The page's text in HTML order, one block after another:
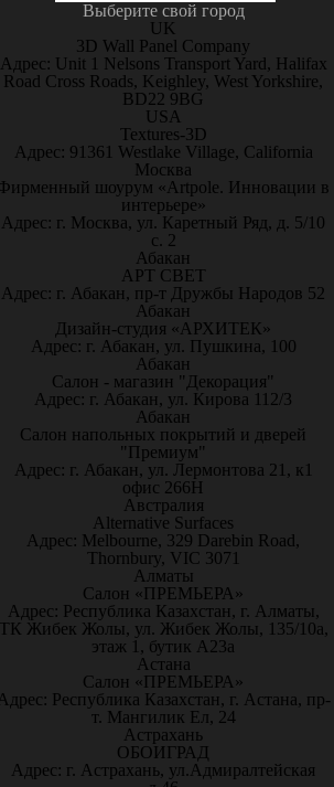
Выберите свой город
UK
3D Wall Panel Company
Адрес: Unit 1 Nelsons Transport Yard, Halifax
Road Cross Roads, Keighley, West Yorkshire,
BD22 9BG
USA
Textures-3D
Адрес: 91361 Westlake Village, California
Москва
шоурум «Artpole. Инновации в
интерьере»
Адрес: г. Москва, ул. Каретный Ряд, д. 5/10
с. 2
Абакан
АРТ СВЕТ
Адрес: г. Абакан, пр-т Дружбы Народов 52
Абакан
Дизайн-студия «АРХИТЕК»
Адрес: г. Абакан, ул. Пушкина, 100
Абакан
Салон - магазин "Декорация"
Адрес: г. Абакан, ул. Кирова 112/3
Абакан
Салон напольных покрытий и дверей
"Премиум"
Адрес: г. Абакан, ул. Лермонтова 21, к1
офис 266Н
Австралия
Alternative Surfaces
Адрес: Melbourne, 329 Darebin Road,
Thornbury, VIC 3071
Алматы
Салон «ПРЕМЬЕРА»
Адрес: Республика Казахстан, г. Алматы,
Жибек Жолы, ул. Жибек Жолы, 135/10а,
этаж 1, бутик А23а
Астана
Салон «ПРЕМЬЕРА»
Республика Казахстан, г. Астана, пр-
т. Мангилик Ел, 24
Астрахань
ОБОИГРАД
Адрес: г. Астрахань, ул.Адмиралтейская